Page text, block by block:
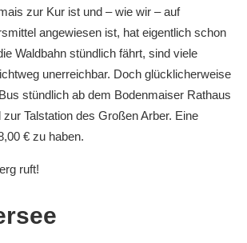
zur Kur ist und – wie wir – auf
angewiesen ist, hat eigentlich schon
Waldbahn stündlich fährt, sind viele
unerreichbar. Doch glücklicherweise
stündlich ab dem Bodenmaiser Rathaus
Talstation des Großen Arber. Eine
€ zu haben.
ruft!